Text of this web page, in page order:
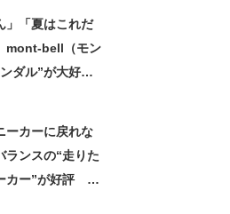
」「夏はこれだ
mont-bell（モン
ダル”が大好
ーカーに戻れな
ランスの“走りた
カー”が好評